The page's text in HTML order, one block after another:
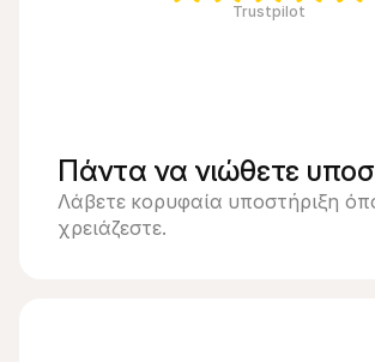
Trustpilot
Πάντα να νιώθετε
Λάβετε κορυφαία υποστήριξη
χρειάζεστε.